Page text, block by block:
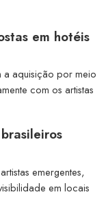
em hotéis
a aquisição por meio
com os artistas
emergentes,
em locais